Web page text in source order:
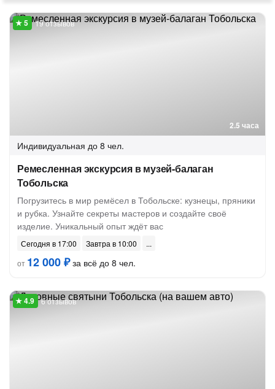
2.5 часа
19 отзывов
Индивидуальная до 8 чел.
Ремесленная экскурсия в музей-балаган
Тобольска
Погрузитесь в мир ремёсел в Тобольске: кузнецы, пряники
и рубка. Узнайте секреты мастеров и создайте своё
изделие. Уникальный опыт ждёт вас
Сегодня в 17:00
Завтра в 10:00
от 12 000 ₽за всё до 8 чел.
6 отзывов